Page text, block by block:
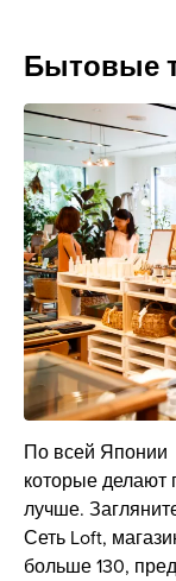
Бытовые
По всей Японии
которые делают
лучше.
Сеть Loft,
больше 130,